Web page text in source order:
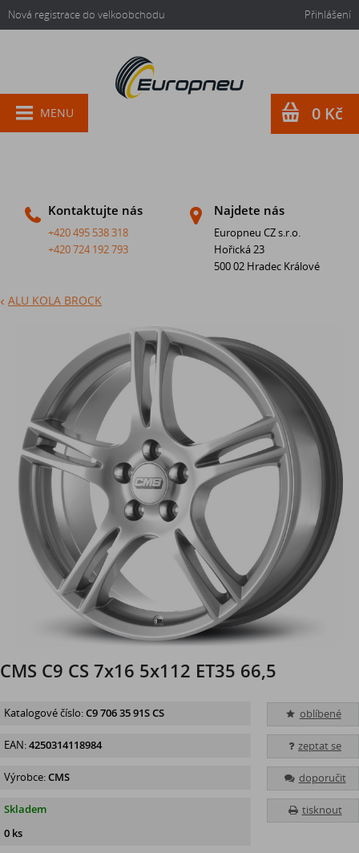
Nová registrace do velkoobchodu Přihlášení
Kontaktujte nás
+420 495 538 318
+420 724 192 793
Najdete nás
Europneu CZ s.r.o.
Hořická 23
500 02 Hradec Králové
MENU 0 Kč
ALU KOLA BROCK
CMS C9 CS 7x16 5x112 ET35 66,5
oblíbené
zeptat se
doporučit
tisknout
Katalogové číslo:C9 706 35 91S CS
EAN:4250314118984
Výrobce:CMS
Skladem
0 ks